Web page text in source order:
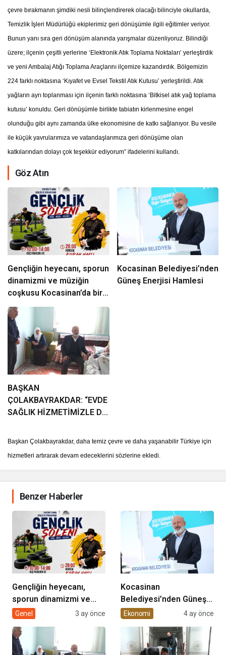
çevre bırakmanın şimdiki nesli bilinçlendirerek olacağı bilinciyle okullarda,
Temizlik İşleri Müdürlüğü ekiplerimiz geri dönüşümle ilgili eğitimler veriyor.
Bunun yanı sıra geri dönüşüm alanında yarışmalar düzenliyoruz. Bilindiği
üzere; ilçenin çeşitli yerlerine ‘Elektronik Atık Toplama Noktaları’ yerleştirdik
ve yeni Ambalaj Atığı Toplama Araçlarını ilçemize kazandırdık. Bölgemizin
224 farklı noktasına ‘Kıyafet ve Evsel Tekstil Atık Kutusu’ yerleştirildi. Atık
yağların ayrı toplanması için ilçenin farklı noktasına ‘Bitkisel atık yağ toplama
kutusu’ konuldu. Geri dönüşümle birlikte tabiatın kirlenmesine engel
olunduğu gibi aynı zamanda ülke ekonomisine de katkı sağlanıyor. Bu vesile
ile küçük yavrularımıza ve vatandaşlarımıza geri dönüşüme olan
katkılarından dolayı çok teşekkür ediyorum” ifadelerini kullandı.
Göz Atın
Gençliğin heyecanı, sporun
dinamizmi ve müziğin
coşkusu Kocasinan’da bir
araya geliyor!
Kocasinan Belediyesi’nden
Güneş Enerjisi Hamlesi
BAŞKAN
ÇOLAKBAYRAKDAR: “EVDE
SAĞLIK HİZMETİMİZLE DE
DOKUNUYORUZ”
Başkan Çolakbayrakdar, daha temiz çevre ve daha yaşanabilir Türkiye için
hizmetleri artırarak devam edeceklerini sözlerine ekledi.
Benzer Haberler
Gençliğin heyecanı,
sporun dinamizmi ve
müziğin coşkusu
geliyor!
Genel 3 ay önce
Kocasinan
Belediyesi’nden Güneş
Enerjisi Hamlesi
Ekonomi 4 ay önce